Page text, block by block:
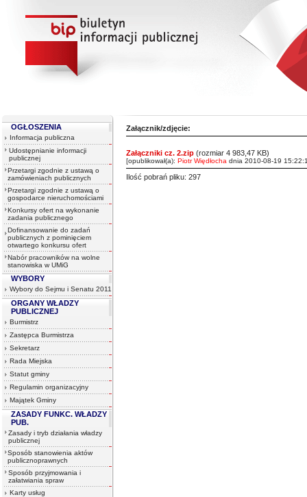
OGŁOSZENIA
Informacja publiczna
Udostępnianie informacji
publicznej
Przetargi zgodnie z ustawą o
zamówieniach publicznych
Przetargi zgodnie z ustawą o
gospodarce nieruchomościami
Konkursy ofert na wykonanie
zadania publicznego
Dofinansowanie do zadań
publicznych z pominięciem
otwartego konkursu ofert
Nabór pracowników na wolne
stanowiska w UMiG
WYBORY
Wybory do Sejmu i Senatu 2011
ORGANY WŁADZY
PUBLICZNEJ
Burmistrz
Zastępca Burmistrza
Sekretarz
Rada Miejska
Statut gminy
Regulamin organizacyjny
Majątek Gminy
ZASADY FUNKC. WŁADZY
PUB.
Zasady i tryb działania władzy
publicznej
Sposób stanowienia aktów
publicznoprawnych
Sposób przyjmowania i
załatwiania spraw
Karty usług
Załącznik/zdjęcie:
Załączniki cz. 2.zip (rozmiar 4 983,47 KB)
[opublikował(a): Piotr Więdłocha dnia 2010-08-19
Ilość pobrań pliku: 297